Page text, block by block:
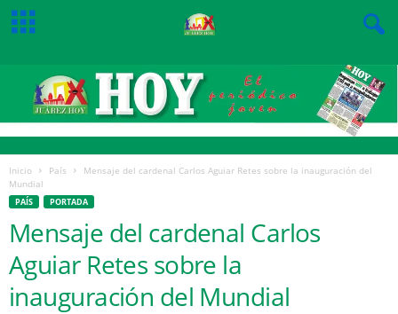
Inicio País
Mensaje del cardenal Carlos Aguiar Retes sobre la inauguración del
Mundial
PAÍS PORTADA
Mensaje del cardenal Carlos
Aguiar Retes sobre la
inauguración del Mundial